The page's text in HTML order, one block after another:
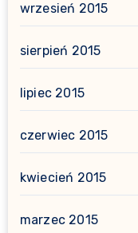
wrzesień 2015
sierpień 2015
lipiec 2015
czerwiec 2015
kwiecień 2015
marzec 2015